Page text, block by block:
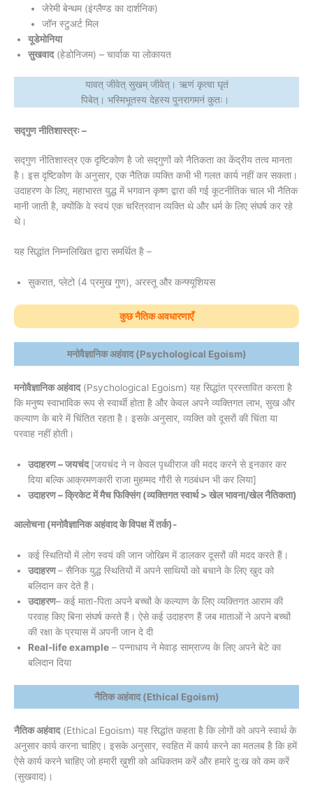
जेरेमी बेन्थम (इंग्लैण्ड का दार्शनिक)
जॉन स्टुअर्ट मिल
यूडेमोनिया
सुखवाद(हेडोनिजम) – चार्वाक या लोकायत
यावत् जीवेत् सुखम् जीवेत्। ऋणं कृत्वा घृतं
पिबेत्। भस्मिभूतस्य देहस्य पुनरागमनं कुतः।
सद्गुण नीतिशास्त्रः –
सद्गुण नीतिशास्त्र एक दृष्टिकोण है जो सद्गुणों को नैतिकता का केंद्रीय तत्व मानता
है। इस दृष्टिकोण के अनुसार, एक नैतिक व्यक्ति कभी भी गलत कार्य नहीं कर सकता।
उदाहरण के लिए, महाभारत युद्ध में भगवान कृष्ण द्वारा की गई कूटनीतिक चाल भी नैतिक
मानी जाती है, क्योंकि वे स्वयं एक चरित्रवान व्यक्ति थे और धर्म के लिए संघर्ष कर रहे
थे।
यह सिद्धांत निम्नलिखित द्वारा समर्थित है –
सुकरात, प्लेटो (4 प्रमुख गुण), अरस्तू और कन्फ्यूशियस
कुछ नैतिक अवधारणाएँ
मनोवैज्ञानिक अहंवाद (Psychological Egoism)
मनोवैज्ञानिक अहंवाद(Psychological Egoism) यह सिद्धांत प्रस्तावित करता है
कि मनुष्य स्वाभाविक रूप से स्वार्थी होता है और केवल अपने व्यक्तिगत लाभ, सुख और
कल्याण के बारे में चिंतित रहता है। इसके अनुसार, व्यक्ति को दूसरों की चिंता या
परवाह नहीं होती।
उदाहरण – जयचंद[जयचंद ने न केवल पृथ्वीराज की मदद करने से इनकार कर
दिया बल्कि आक्रमणकारी राजा मुहम्मद गौरी से गठबंधन भी कर लिया]
उदाहरण – क्रिकेट में मैच फिक्सिंग (व्यक्तिगत स्वार्थ > खेल भावना/खेल नैतिकता)
आलोचना (मनोवैज्ञानिक अहंवाद के विपक्ष में तर्क)-
कई स्थितियों में लोग स्वयं की जान जोखिम में डालकर दूसरों की मदद करते हैं।
उदाहरण– सैनिक युद्ध स्थितियों में अपने साथियों को बचाने के लिए खुद को
बलिदान कर देते हैं।
उदाहरण– कई माता-पिता अपने बच्चों के कल्याण के लिए व्यक्तिगत आराम की
परवाह किए बिना संघर्ष करते हैं। ऐसे कई उदाहरण हैं जब माताओं ने अपने बच्चों
की रक्षा के प्रयास में अपनी जान दे दी
Real-life example – पन्नाधाय ने मेवाड़ साम्राज्य के लिए अपने बेटे का
बलिदान दिया
नैतिक अहंवाद (Ethical Egoism)
नैतिक अहंवाद(Ethical Egoism) यह सिद्धांत कहता है कि लोगों को अपने स्वार्थ के
अनुसार कार्य करना चाहिए। इसके अनुसार, स्वहित में कार्य करने का मतलब है कि हमें
ऐसे कार्य करने चाहिए जो हमारी ख़ुशी को अधिकतम करें और हमारे दुःख को कम करें
(सुखवाद)।